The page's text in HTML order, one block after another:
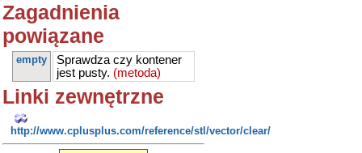
Zagadnienia
powiązane
empty
Sprawdza czy kontener
jest pusty. (metoda)
Linki zewnętrzne
http://www.cplusplus.com/reference/stl/vector/clear/